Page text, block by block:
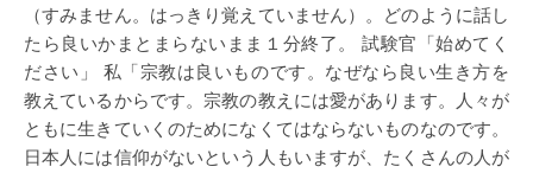
（すみません。はっきり覚えていません）。どのように話し
たら良いかまとまらないまま１分終了。 試験官「始めてく
ださい」 私「宗教は良いものです。なぜなら良い生き方を
教えているからです。宗教の教えには愛があります。人々が
ともに生きていくのためになくてはならないものなのです。
日本人には信仰がないという人もいますが、たくさんの人が